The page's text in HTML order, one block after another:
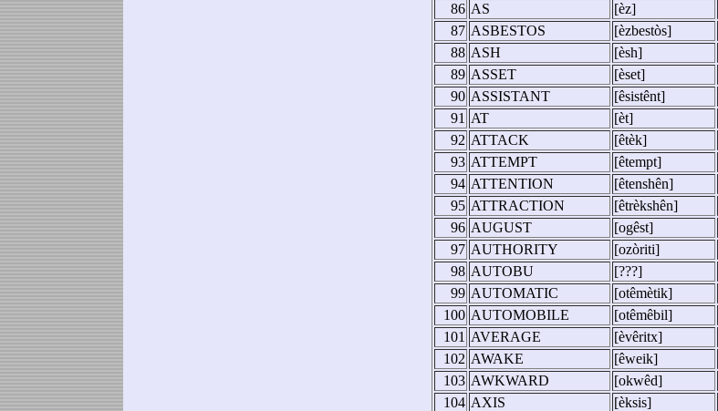
86 AS [èz]
87 ASBESTOS [èzbestòs]
88 ASH [èsh]
89 ASSET [èset]
90 ASSISTANT [êsistênt]
91 AT [èt]
92 ATTACK [êtèk]
93 ATTEMPT [êtempt]
94 ATTENTION [êtenshên]
95 ATTRACTION [êtrèkshên]
96 AUGUST [ogêst]
97 AUTHORITY [ozòriti]
98 AUTOBU [???]
99 AUTOMATIC [otêmètik]
100 AUTOMOBILE [otêmêbil]
101 AVERAGE [èvêritx]
102 AWAKE [êweik]
103 AWKWARD [okwêd]
104 AXIS [èksis]